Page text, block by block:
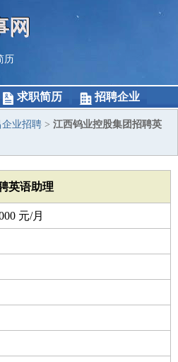
网
历
求职简历 招聘企业
企业招聘 > 江西钨业控股集团招聘英
英语助理
元/月